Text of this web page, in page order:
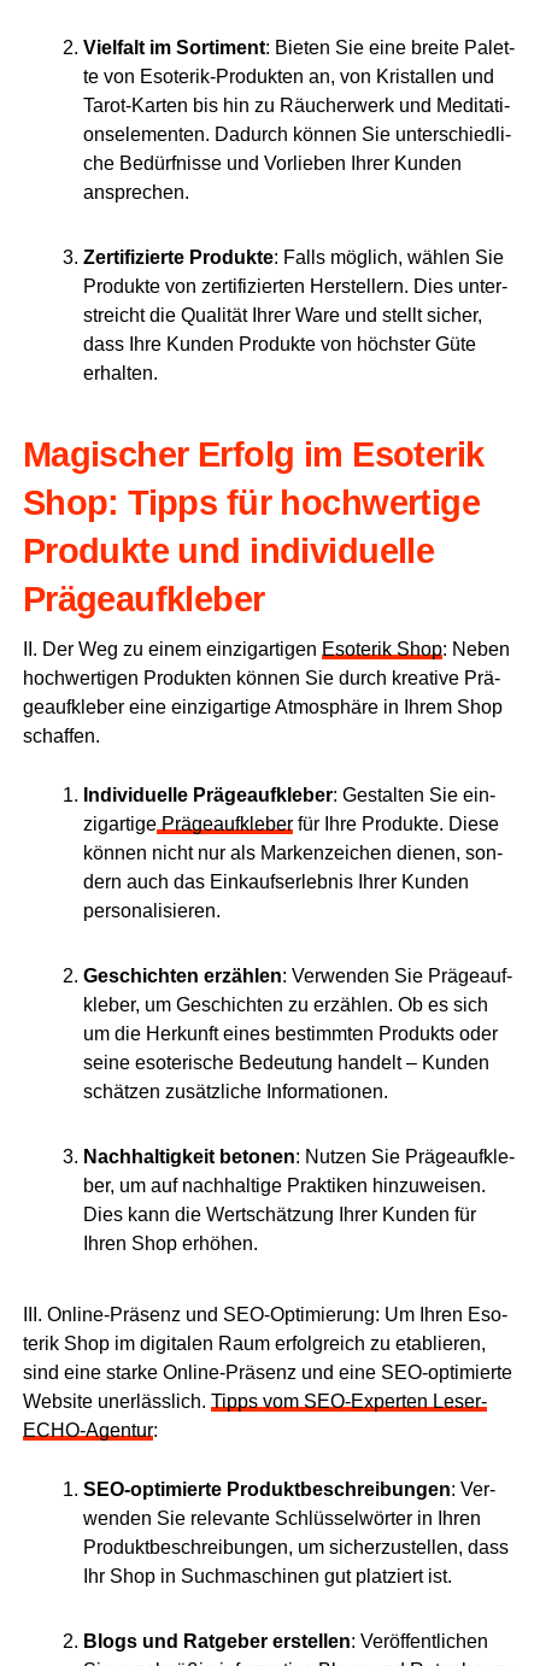
Viel­falt im Sor­ti­ment: Bie­ten Sie eine brei­te Palet­
te von Eso­te­rik-Pro­duk­ten an, von Kris­tal­len und
Tarot-Kar­ten bis hin zu Räu­cher­werk und Medi­ta­ti­
ons­ele­men­ten. Dadurch kön­nen Sie unter­schied­li­
che Bedürf­nis­se und Vor­lie­ben Ihrer Kun­den
ansprechen.
Zer­ti­fi­zier­te Pro­duk­te: Falls mög­lich, wäh­len Sie
Pro­duk­te von zer­ti­fi­zier­ten Her­stel­lern. Dies unter­
streicht die Qua­li­tät Ihrer Ware und stellt sicher,
dass Ihre Kun­den Pro­duk­te von höchs­ter Güte
erhalten.
Magi­scher Erfolg im Eso­te­rik
Shop: Tipps für hoch­wer­ti­ge
Pro­duk­te und indi­vi­du­el­le
Prägeaufkleber
II. Der Weg zu einem ein­zig­ar­ti­gen Eso­te­rik Shop: Neben
hoch­wer­ti­gen Pro­duk­ten kön­nen Sie durch krea­ti­ve Prä­
ge­auf­kle­ber eine ein­zig­ar­ti­ge Atmo­sphä­re in Ihrem Shop
schaffen.
Indi­vi­du­el­le Prä­ge­auf­kle­ber: Gestal­ten Sie ein­
zig­ar­ti­gePrä­ge­auf­kle­berfür Ihre Pro­duk­te. Die­se
kön­nen nicht nur als Mar­ken­zei­chen die­nen, son­
dern auch das Ein­kaufs­er­leb­nis Ihrer Kun­den
personalisieren.
Geschich­ten erzäh­len: Ver­wen­den Sie Prä­ge­auf­
kle­ber, um Geschich­ten zu erzäh­len. Ob es sich
um die Her­kunft eines bestimm­ten Pro­dukts oder
sei­ne eso­te­ri­sche Bedeu­tung han­delt – Kun­den
schät­zen zusätz­li­che Informationen.
Nach­hal­tig­keit beto­nen: Nut­zen Sie Prä­ge­auf­kle­
ber, um auf nach­hal­ti­ge Prak­ti­ken hin­zu­wei­sen.
Dies kann die Wert­schät­zung Ihrer Kun­den für
Ihren Shop erhöhen.
III. Online-Prä­senz und SEO-Opti­mie­rung: Um Ihren Eso­
te­rik Shop im digi­ta­len Raum erfolg­reich zu eta­blie­ren,
sind eine star­ke Online-Prä­senz und eine SEO-opti­mier­te
Web­site uner­läss­lich. Tipps vom SEO-Exper­ten Lese­r­
ECHO-Agen­tur:
SEO-opti­mier­te Pro­dukt­be­schrei­bun­gen: Ver­
wen­den Sie rele­van­te Schlüs­sel­wör­ter in Ihren
Pro­dukt­be­schrei­bun­gen, um sicher­zu­stel­len, dass
Ihr Shop in Such­ma­schi­nen gut plat­ziert ist.
Blogs und Rat­ge­ber erstel­len: Ver­öf­fent­li­chen